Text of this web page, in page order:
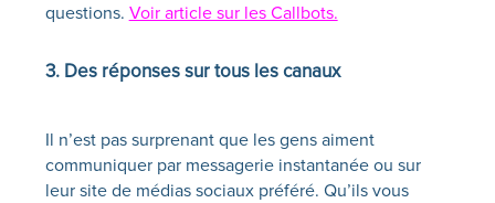
questions. ‍ Voir article sur les Callbots.
3. Des réponses sur tous les canaux
Il n’est pas surprenant que les gens aiment
communiquer par messagerie instantanée ou sur
leur site de médias sociaux préféré. Qu’ils vous